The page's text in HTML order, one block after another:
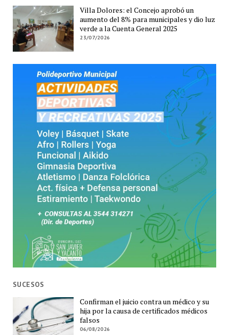
Villa Dolores: el Concejo aprobó un
aumento del 8% para municipales y dio luz
verde a la Cuenta General 2025
23/07/2026
SUCESOS
Confirman el juicio contra un médico y su
hija por la causa de certificados médicos
falsos
06/08/2026